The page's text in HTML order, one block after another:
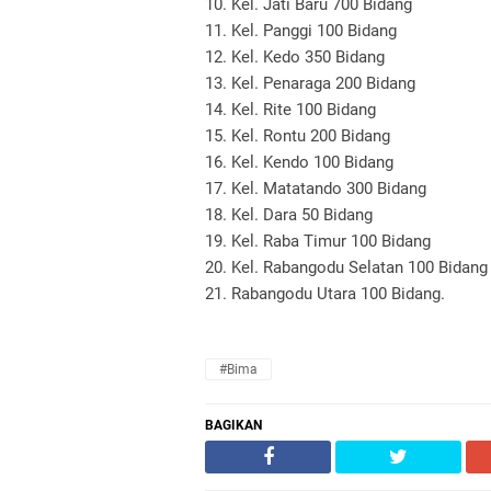
10. Kel. Jati Baru 700 Bidang
11. Kel. Panggi 100 Bidang
12. Kel. Kedo 350 Bidang
13. Kel. Penaraga 200 Bidang
14. Kel. Rite 100 Bidang
15. Kel. Rontu 200 Bidang
16. Kel. Kendo 100 Bidang
17. Kel. Matatando 300 Bidang
18. Kel. Dara 50 Bidang
19. Kel. Raba Timur 100 Bidang
20. Kel. Rabangodu Selatan 100 Bidang
21. Rabangodu Utara 100 Bidang.
#Bima
BAGIKAN